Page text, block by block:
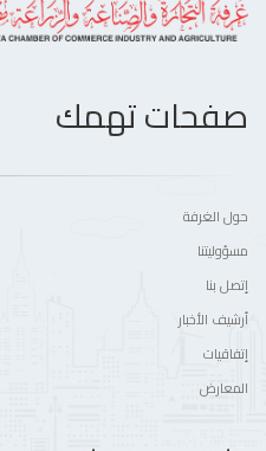
صفحات تهمك
حول الغرفة
مسؤوليتنا
إتصل بنا
أرشيف الأخبار
إتفاقيات
المعارض